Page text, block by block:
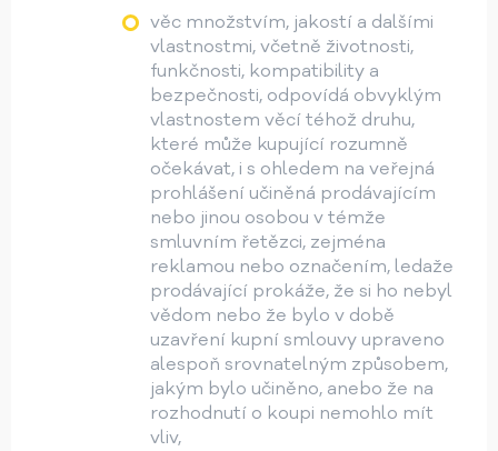
věc množstvím, jakostí a dalšími
vlastnostmi, včetně životnosti,
funkčnosti, kompatibility a
bezpečnosti, odpovídá obvyklým
vlastnostem věcí téhož druhu,
které může kupující rozumně
očekávat, i s ohledem na veřejná
prohlášení učiněná prodávajícím
nebo jinou osobou v témže
smluvním řetězci, zejména
reklamou nebo označením, ledaže
prodávající prokáže, že si ho nebyl
vědom nebo že bylo v době
uzavření kupní smlouvy upraveno
alespoň srovnatelným způsobem,
jakým bylo učiněno, anebo že na
rozhodnutí o koupi nemohlo mít
vliv,